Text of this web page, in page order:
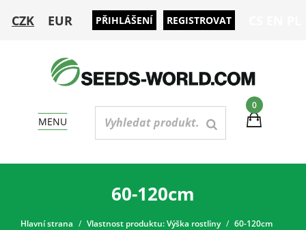
CZK EUR PŘIHLÁŠENÍ REGISTROVAT
0
MENU
60-120cm
Hlavní strana Vlastnost produktu: Výška rostliny 60-120cm